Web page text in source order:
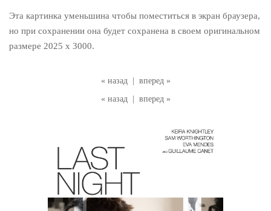
« назад
вперед »
« назад
вперед »
Эта картинка уменьшина чтобы поместиться в экран браузера,
но при сохранении она будет сохранена в своем оригинальном
размере 2025 x 3000.